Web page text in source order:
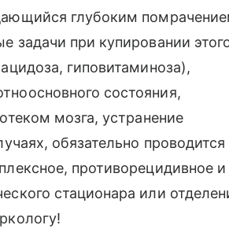
глубоким
задачи при купировании
гиповитаминоза),
состояния,
мозга, устранение
обязательно проводится
противорецидивное и
стационара или